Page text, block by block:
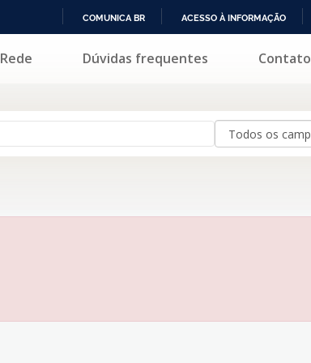
PARA
COMUNICA BR ACESSO À INFORMAÇÃO
Rede Dúvidas frequentes Contato